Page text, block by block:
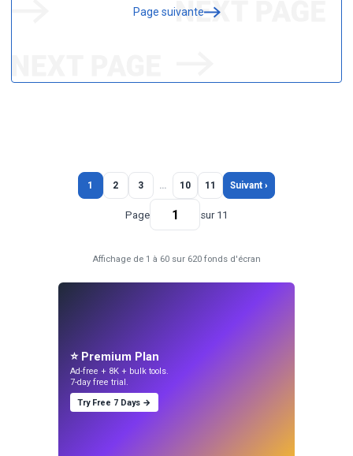
Page suivante
1 2 3 … 10 11 Suivant ›
Page sur 11
Affichage de 1 à 60 sur 620 fonds d'écran
⭐ Premium Plan
Ad-free + 8K + bulk tools.
7-day free trial.
Try Free 7 Days →